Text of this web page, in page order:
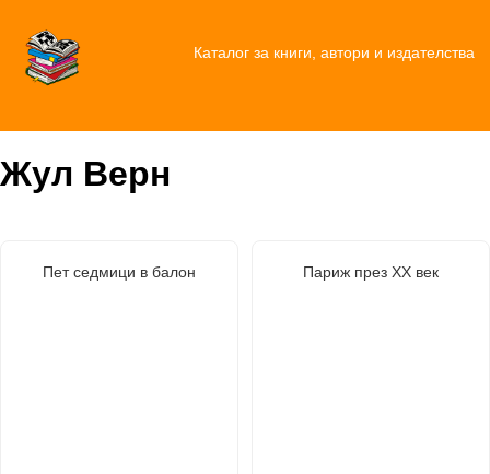
Каталог за книги, автори и издателства
Жул Верн
Пет седмици в балон Париж през ХХ век